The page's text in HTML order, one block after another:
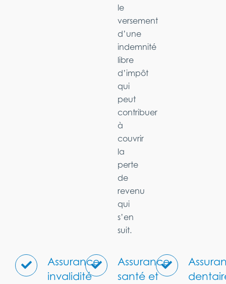
le
versement
d’une
indemnité
libre
d’impôt
qui
peut
contribuer
à
couvrir
la
perte
de
revenu
qui
s’en
suit.
Assurance
invalidité
Assurance
santé et